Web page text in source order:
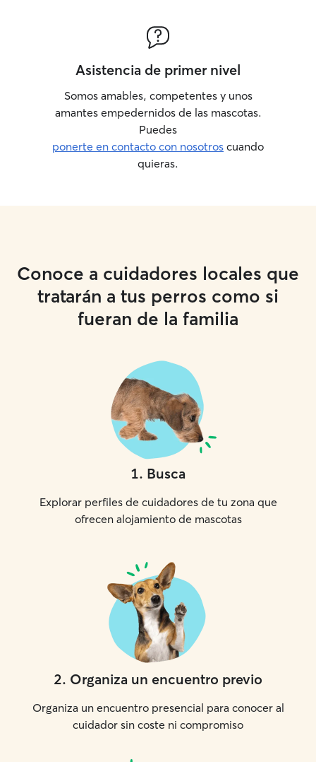
Asistencia de primer nivel
Somos amables, competentes y unos
amantes empedernidos de las mascotas.
Puedes
ponerte en contacto con nosotros cuando
quieras.
Conoce a cuidadores locales que
tratarán a tus perros como si
fueran de la familia
1. Busca
Explorar perfiles de cuidadores de tu zona que
ofrecen alojamiento de mascotas
2. Organiza un encuentro previo
Organiza un encuentro presencial para conocer al
cuidador sin coste ni compromiso